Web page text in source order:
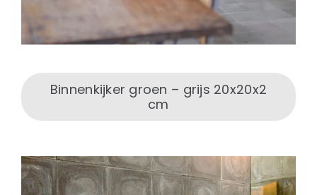
Binnenkijker groen – grijs 20x20x2
cm